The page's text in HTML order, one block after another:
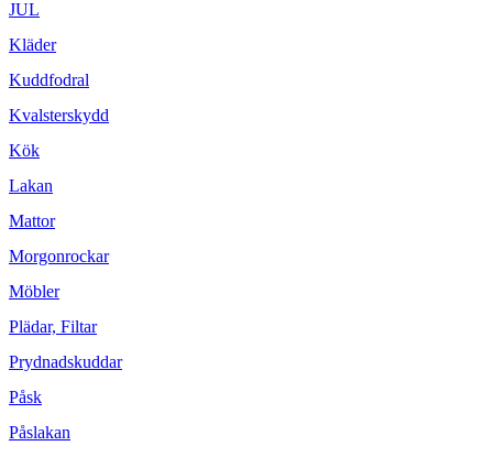
JUL
Kläder
Kuddfodral
Kvalsterskydd
Kök
Lakan
Mattor
Morgonrockar
Möbler
Plädar, Filtar
Prydnadskuddar
Påsk
Påslakan